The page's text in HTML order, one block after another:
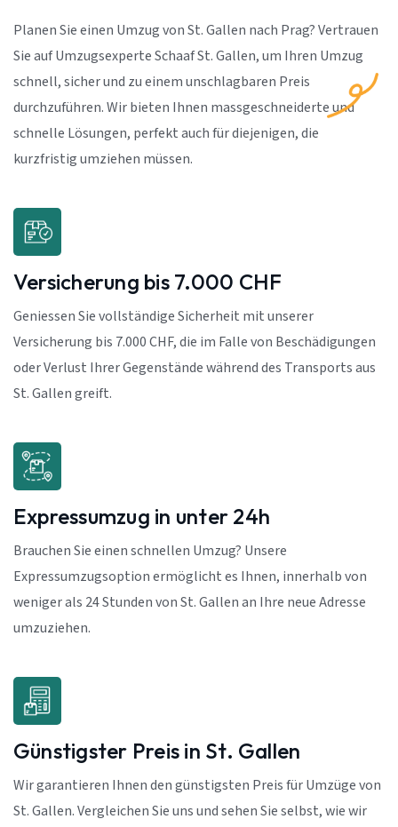
Planen Sie einen Umzug von St. Gallen nach Prag? Vertrauen
Sie auf Umzugsexperte Schaaf St. Gallen, um Ihren Umzug
schnell, sicher und zu einem unschlagbaren Preis
durchzuführen. Wir bieten Ihnen massgeschneiderte und
schnelle Lösungen, perfekt auch für diejenigen, die
kurzfristig umziehen müssen.
Versicherung bis 7.000 CHF
Geniessen Sie vollständige Sicherheit mit unserer
Versicherung bis 7.000 CHF, die im Falle von Beschädigungen
oder Verlust Ihrer Gegenstände während des Transports aus
St. Gallen greift.
Expressumzug in unter 24h
Brauchen Sie einen schnellen Umzug? Unsere
Expressumzugsoption ermöglicht es Ihnen, innerhalb von
weniger als 24 Stunden von St. Gallen an Ihre neue Adresse
umzuziehen.
Günstigster Preis in St. Gallen
Wir garantieren Ihnen den günstigsten Preis für Umzüge von
St. Gallen. Vergleichen Sie uns und sehen Sie selbst, wie wir